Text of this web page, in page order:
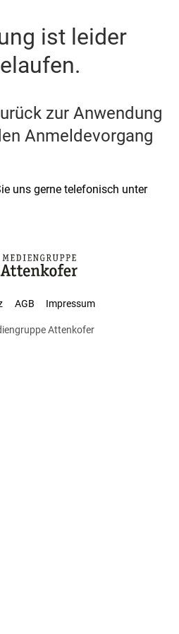
Sign-On der
ist leider
zur Anwendung
Anmeldevorgang
uns gerne telefonisch unter
AGB Impressum
Attenkofer